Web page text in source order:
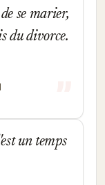
se marier,
du divorce.
un temps